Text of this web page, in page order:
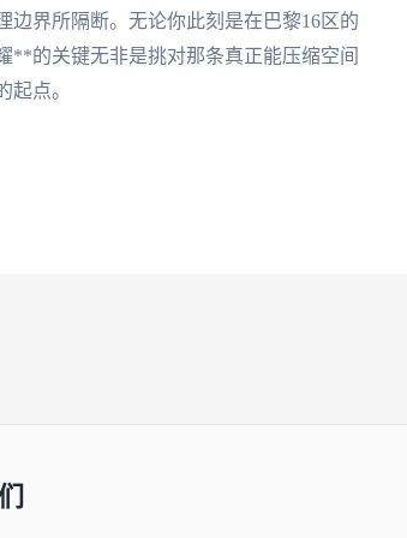
界所隔断。无论你此刻是在巴黎16区的
的关键无非是挑对那条真正能压缩空间
点。